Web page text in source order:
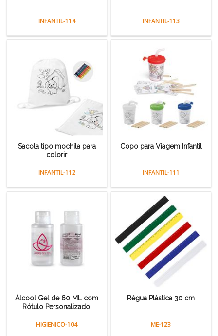
INFANTIL-114 INFANTIL-113
Sacola tipo mochila para
colorir
INFANTIL-112
Copo para Viagem Infantil
INFANTIL-111
Álcool Gel de 60 ML com
Rótulo Personalizado.
HIGIENICO-104
Régua Plástica 30 cm
ME-123